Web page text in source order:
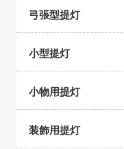
弓張型提灯
小型提灯
小物用提灯
装飾用提灯